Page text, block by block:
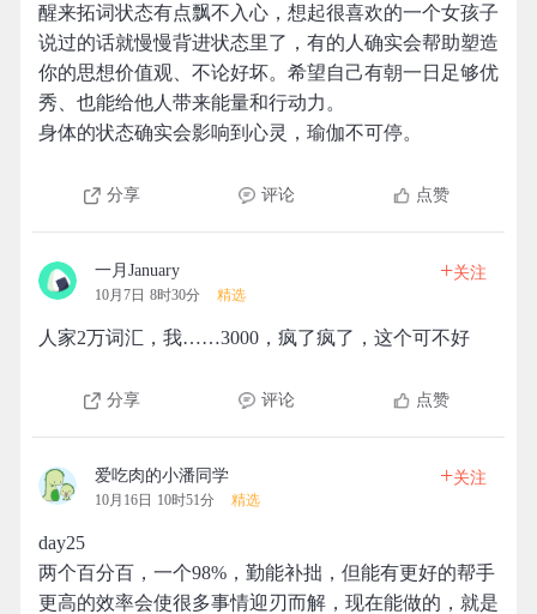
醒来拓词状态有点飘不入心，想起很喜欢的一个女孩子
说过的话就慢慢背进状态里了，有的人确实会帮助塑造
你的思想价值观、不论好坏。希望自己有朝一日足够优
秀、也能给他人带来能量和行动力。
身体的状态确实会影响到心灵，瑜伽不可停。
分享 评论 点赞
一月January
10月7日 8时30分 精选
+关注
人家2万词汇，我……3000，疯了疯了，这个可不好
分享 评论 点赞
爱吃肉的小潘同学
10月16日 10时51分 精选
+关注
day25
两个百分百，一个98%，勤能补拙，但能有更好的帮手
更高的效率会使很多事情迎刃而解，现在能做的，就是